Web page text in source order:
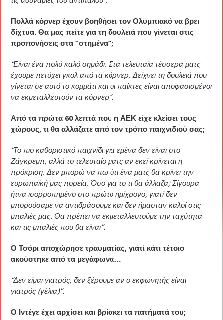
Πολλά κόρνερ έχουν βοηθήσει τον Ολυμπιακό να βρει
δίχτυα. Θα μας πείτε για τη δουλειά που γίνεται στις
προπονήσεις στα “στημένα”;
“Είναι ένα πολύ καλό σημάδι. Στα τελευταία τέσσερα ματς
έχουμε πετύχει γκολ από τα κόρνερ. Δείχνει τη δουλειά που
γίνεται σε αυτό το κομμάτι και οι παίκτες είναι αποφασισμένοι
να εκμεταλλευτούν τα κόρνερ”.
Από τα πρώτα 60 λεπτά που η ΑΕΚ είχε κλείσει τους
χώρους, τι θα αλλάζατε από τον τρόπο παιχνιδιού σας;
“Το πιο καθοριστικό παιχνίδι για εμένα δεν είναι στο
Ζάγκρεμπ, αλλά το τελευταίο ματς αν εκεί κρίνεται η
πρόκριση. Δεν μπορώ να πω ότι ένα ματς θα κρίνει την
ευρωπαϊκή μας πορεία. Όσο για το τι θα άλλαζα; Σίγουρα
ήτνα ισορροπημένο στο πρώτο ημίχρονο, γιατί δεν
μπορούσαμε να αντιδράσουμε και δεν ήμασταν καλοί στις
μπαλιές μας. Θα πρέπει να εκμεταλλευτούμε την ταχύτητα
και τις μπαλιές που θα είναι”.
Ο Τσόρι αποχώρησε τραυματίας, γιατί κάτι τέτοιο
ακούστηκε από τα μεγάφωνα…
“Δεν είμαι γιατρός, δεν ξέρουμε αν ο εκφωνητής είναι
γιατρός (γέλια)”.
Ο Ιντέγε έχει αρχίσει και βρίσκει τα πατήματά του;